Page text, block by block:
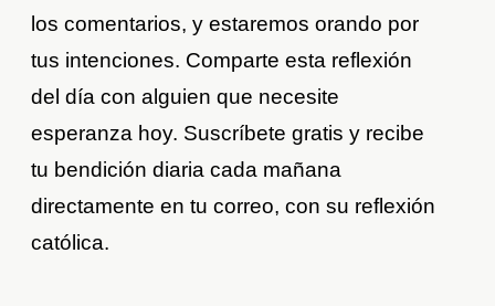
los comentarios, y estaremos orando por
tus intenciones. Comparte esta reflexión
del día con alguien que necesite
esperanza hoy. Suscríbete gratis y recibe
tu bendición diaria cada mañana
directamente en tu correo, con su reflexión
católica.